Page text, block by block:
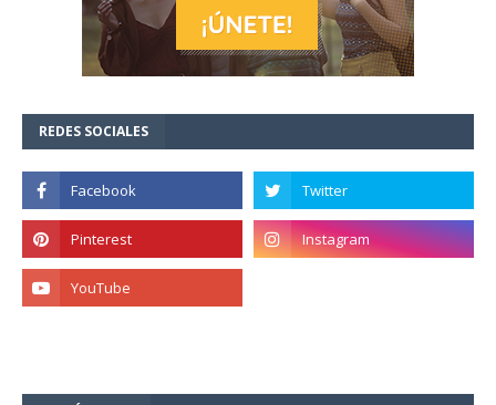
REDES SOCIALES